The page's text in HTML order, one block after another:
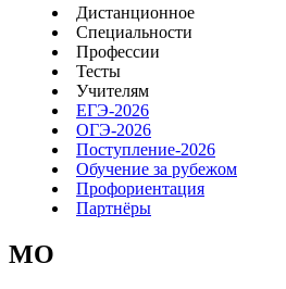
Дистанционное
Специальности
Профессии
Тесты
Учителям
ЕГЭ-2026
ОГЭ-2026
Поступление-2026
Обучение за рубежом
Профориентация
Партнёры
MO